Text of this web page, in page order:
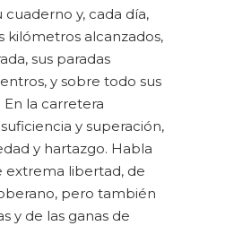
y, cada día,
kilómetros alcanzados,
sus paradas
y sobre todo sus
la carretera
y superación,
y hartazgo. Habla
extrema libertad, de
pero también
y de las ganas de